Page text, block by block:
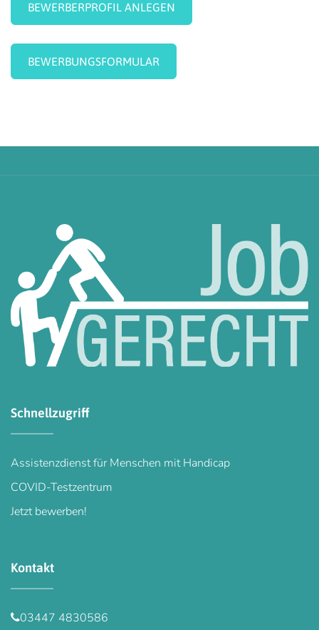
BEWERBERPROFIL ANLEGEN
BEWERBUNGSFORMULAR
Schnellzugriff
Assistenzdienst für Menschen mit Handicap
COVID-Testzentrum
Jetzt bewerben!
Kontakt
03447 4830586